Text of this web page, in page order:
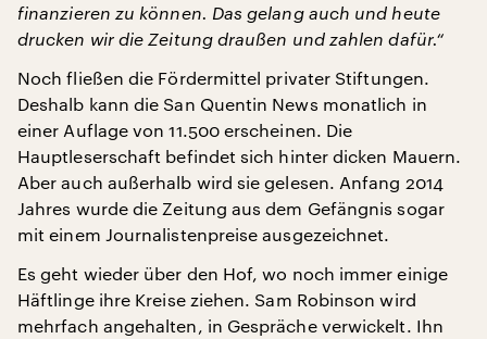
finanzieren zu können. Das gelang auch und heute
drucken wir die Zeitung draußen und zahlen dafür.“
Noch fließen die Fördermittel privater Stiftungen.
Deshalb kann die San Quentin News monatlich in
einer Auflage von 11.500 erscheinen. Die
Hauptleserschaft befindet sich hinter dicken Mauern.
Aber auch außerhalb wird sie gelesen. Anfang 2014
Jahres wurde die Zeitung aus dem Gefängnis sogar
mit einem Journalistenpreise ausgezeichnet.
Es geht wieder über den Hof, wo noch immer einige
Häftlinge ihre Kreise ziehen. Sam Robinson wird
mehrfach angehalten, in Gespräche verwickelt. Ihn